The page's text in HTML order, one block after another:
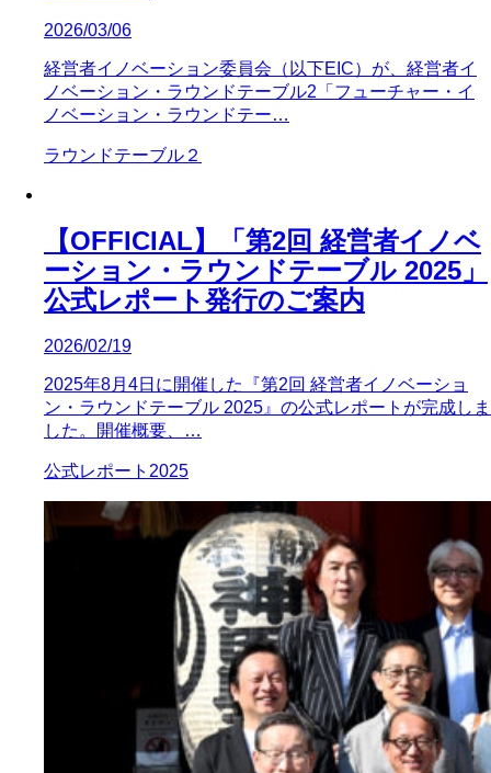
2026/03/06
経営者イノベーション委員会（以下EIC）が、経営者イ
ノベーション・ラウンドテーブル2「フューチャー・イ
ノベーション・ラウンドテー…
ラウンドテーブル２
【OFFICIAL】「第2回 経営者イノベ
ーション・ラウンドテーブル 2025」
公式レポート発行のご案内
2026/02/19
2025年8月4日に開催した『第2回 経営者イノベーショ
ン・ラウンドテーブル 2025』の公式レポートが完成しま
した。開催概要、…
公式レポート2025